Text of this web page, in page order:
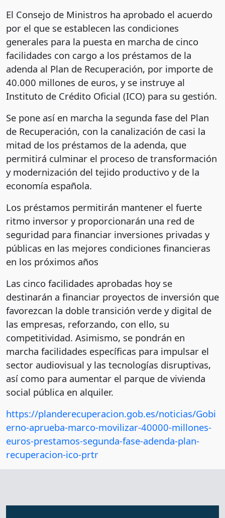
El Consejo de Ministros ha aprobado el acuerdo
por el que se establecen las condiciones
generales para la puesta en marcha de cinco
facilidades con cargo a los préstamos de la
adenda al Plan de Recuperación, por importe de
40.000 millones de euros, y se instruye al
Instituto de Crédito Oficial (ICO) para su gestión.
Se pone así en marcha la segunda fase del Plan
de Recuperación, con la canalización de casi la
mitad de los préstamos de la adenda, que
permitirá culminar el proceso de transformación
y modernización del tejido productivo y de la
economía española.
Los préstamos permitirán mantener el fuerte
ritmo inversor y proporcionarán una red de
seguridad para financiar inversiones privadas y
públicas en las mejores condiciones financieras
en los próximos años
Las cinco facilidades aprobadas hoy se
destinarán a financiar proyectos de inversión que
favorezcan la doble transición verde y digital de
las empresas, reforzando, con ello, su
competitividad. Asimismo, se pondrán en
marcha facilidades específicas para impulsar el
sector audiovisual y las tecnologías disruptivas,
así como para aumentar el parque de vivienda
social pública en alquiler.
https://planderecuperacion.gob.es/noticias/Gobi
erno-aprueba-marco-movilizar-40000-millones-
euros-prestamos-segunda-fase-adenda-plan-
recuperacion-ico-prtr